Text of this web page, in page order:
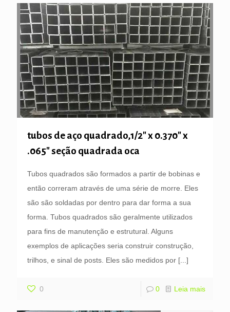
tubos de aço quadrado,1/2″ x 0.370″ x
.065″ seção quadrada oca
Tubos quadrados são formados a partir de bobinas e
então correram através de uma série de morre. Eles
são são soldadas por dentro para dar forma a sua
forma. Tubos quadrados são geralmente utilizados
para fins de manutenção e estrutural. Alguns
exemplos de aplicações seria construir construção,
trilhos, e sinal de posts. Eles são medidos por [...]
0 0 Leia mais